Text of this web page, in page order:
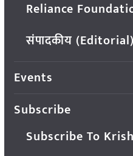
Reliance
संपादकीय (Editorial)
Events
Subscribe
Subscribe To